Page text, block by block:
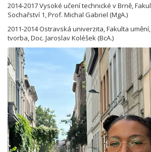
2014-2017 Vysoké učení technické v Brně,
Sochařství 1, Prof. Michal Gabriel (MgA.)
2011-2014 Ostravská univerzita, Fakulta
tvorba, Doc. Jaroslav Koléšek (BcA.)